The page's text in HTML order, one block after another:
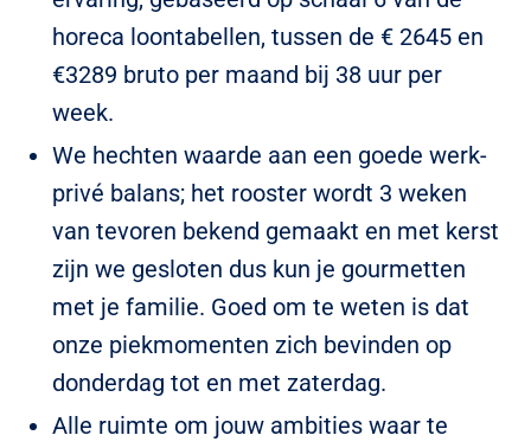
horeca loontabellen, tussen de € 2645 en
€3289 bruto per maand bij 38 uur per
week.
We hechten waarde aan een goede werk-
privé balans; het rooster wordt 3 weken
van tevoren bekend gemaakt en met kerst
zijn we gesloten dus kun je gourmetten
met je familie. Goed om te weten is dat
onze piekmomenten zich bevinden op
donderdag tot en met zaterdag.
Alle ruimte om jouw ambities waar te